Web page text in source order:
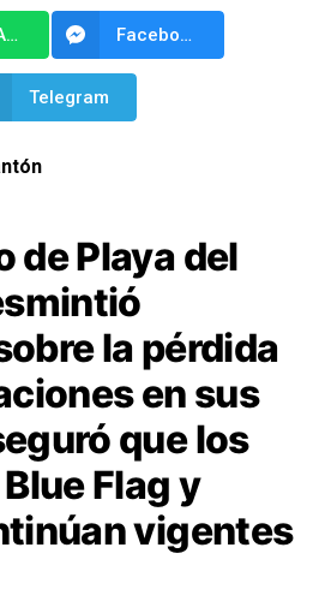
WhatsApp Facebook Messenger
Telegram
dePlaya del
la pérdida
en sus
que los
Flag y
vigentes